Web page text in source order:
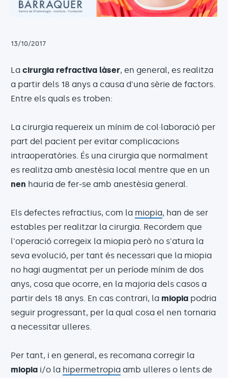
13/10/2017
La cirurgia refractiva làser, en general, es realitza
a partir dels 18 anys a causa d'una sèrie de factors.
Entre els quals es troben:
La cirurgia requereix un mínim de col·laboració per
part del pacient per evitar complicacions
intraoperatòries. És una cirurgia que normalment
es realitza amb anestèsia local mentre que en un
nen hauria de fer-se amb anestèsia general.
Els defectes refractius, com la miopia, han de ser
estables per realitzar la cirurgia. Recordem que
l'operació corregeix la miopia però no s'atura la
seva evolució, per tant és necessari que la miopia
no hagi augmentat per un període mínim de dos
anys, cosa que ocorre, en la majoria dels casos a
partir dels 18 anys. En cas contrari, la miopia podria
seguir progressant, per la qual cosa el nen tornaria
a necessitar ulleres.
Per tant, i en general, es recomana corregir la
miopia i/o la hipermetropia amb ulleres o lents de